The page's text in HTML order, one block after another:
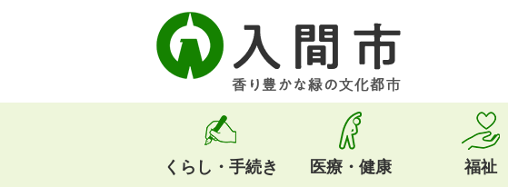
くらし・手続き 医療・健康 福祉